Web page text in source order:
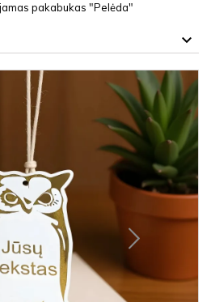
pakabukas "Pelėda"